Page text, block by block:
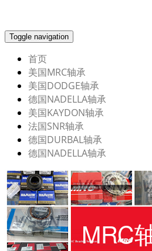
Toggle navigation
首页
美国MRC轴承
美国DODGE轴承
德国NADELLA轴承
美国KAYDON轴承
法国SNR轴承
德国DURBAL轴承
德国NADELLA轴承
MRC